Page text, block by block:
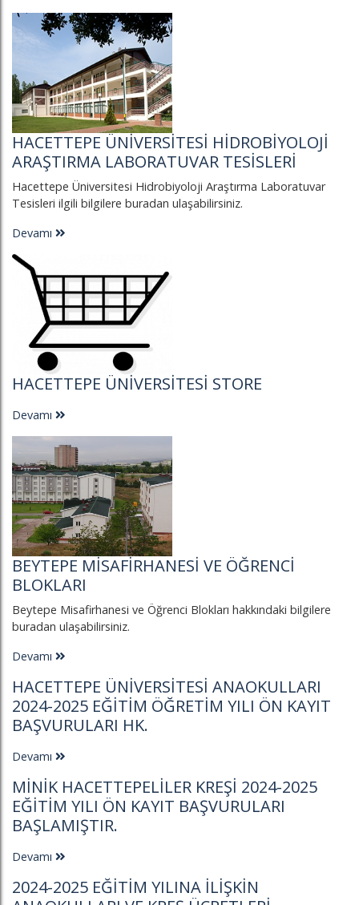
HACETTEPE ÜNIVERSITESI HIDROBIYOLOJI
ARAŞTIRMA LABORATUVAR TESISLERI
Hacettepe Üniversitesi Hidrobiyoloji Araştırma Laboratuvar
Tesisleri ilgili bilgilere buradan ulaşabilirsiniz.
Devamı
HACETTEPE ÜNIVERSITESI STORE
Devamı
BEYTEPE MISAFIRHANESI VE ÖĞRENCI
BLOKLARI
Beytepe Misafirhanesi ve Öğrenci Blokları hakkındaki bilgilere
buradan ulaşabilirsiniz.
Devamı
HACETTEPE ÜNIVERSITESI ANAOKULLARI
2024-2025 EĞITIM ÖĞRETIM YILI ÖN KAYIT
BAŞVURULARI HK.
Devamı
MINIK HACETTEPELILER KREŞI 2024-2025
EĞITIM YILI ÖN KAYIT BAŞVURULARI
BAŞLAMIŞTIR.
Devamı
2024-2025 EĞITIM YILINA İLIŞKIN